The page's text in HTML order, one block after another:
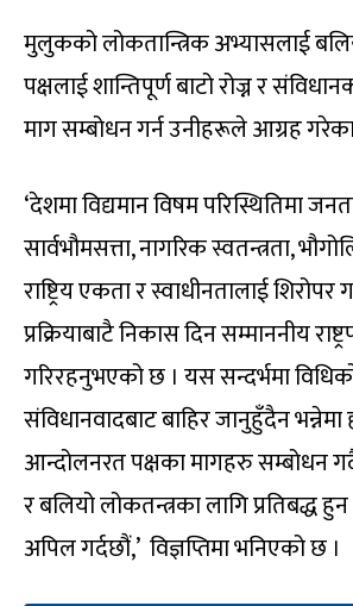
मुलुकको लोकतान्त्रिक अभ्यासलाई
पक्षलाई शान्तिपूर्ण बाटो रोज्न र
माग सम्बोधन गर्न उनीहरूले आग्रह
‘देशमा विद्यमान विषम परिस्थितिमा
सार्वभौमसत्ता, नागरिक स्वतन्त्रता,
राष्ट्रिय एकता र स्वाधीनतालाई
प्रक्रियाबाटै निकास दिन सम्माननीय
गरिरहनुभएको छ । यस सन्दर्भमा
संविधानवादबाट बाहिर जानुहुँदैन भन्नेमा
आन्दोलनरत पक्षका मागहरु सम्बोधन
र बलियो लोकतन्त्रका लागि प्रतिबद्ध
अपिल गर्दछौं,’ विज्ञप्तिमा भनिएको छ ।